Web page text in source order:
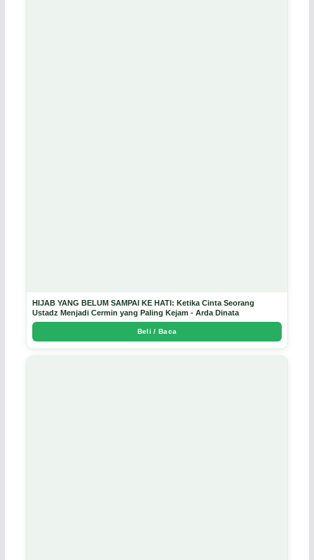
HIJAB YANG BELUM SAMPAI KE HATI: Ketika Cinta Seorang
Ustadz Menjadi Cermin yang Paling Kejam - Arda Dinata
Beli / Baca